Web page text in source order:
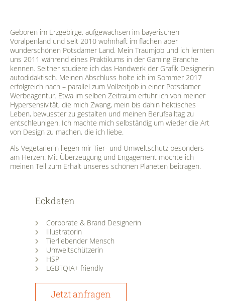
Geboren im Erzgebirge, aufgewachsen im bayerischen
Voralpenland und seit 2010 wohnhaft im flachen aber
wunderschönen Potsdamer Land. Mein Traumjob und ich lernten
uns 2011 während eines Praktikums in der Gaming Branche
kennen. Seither studiere ich das Handwerk der Grafik Designerin
autodidaktisch. Meinen Abschluss holte ich im Sommer 2017
erfolgreich nach – parallel zum Vollzeitjob in einer Potsdamer
Werbeagentur. Etwa im selben Zeitraum erfuhr ich von meiner
Hypersensivität, die mich Zwang, mein bis dahin hektisches
Leben, bewusster zu gestalten und meinen Berufsalltag zu
entschleunigen. Ich machte mich selbständig um wieder die Art
von Design zu machen, die ich liebe.
Als Vegetarierin liegen mir Tier- und Umweltschutz besonders
am Herzen. Mit Überzeugung und Engagement möchte ich
meinen Teil zum Erhalt unseres schönen Planeten beitragen.
Eckdaten
Corporate & Brand Designerin
Illustratorin
Tierliebender Mensch
Umweltschützerin
HSP
LGBTQIA+ friendly
Jetzt anfragen